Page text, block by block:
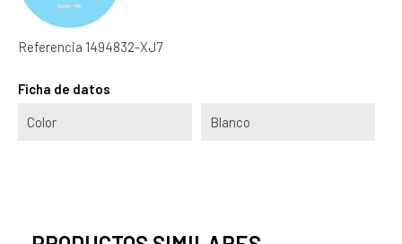
Referencia 1494832-XJ7
Ficha de datos
Color Blanco